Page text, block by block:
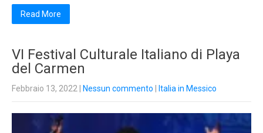
Read More
VI Festival Culturale Italiano di Playa
del Carmen
Febbraio 13, 2022 Nessun commento Italia in Messico